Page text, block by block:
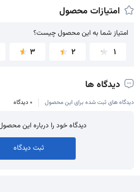
امتیازات محصول
امتیاز شما به این محصول چیست؟
امتیاز شما به این محصول چیست؟
1
2
3
دیدگاه ها
دیدگاه های ثبت شده برای این محصول 0 دیدگاه
دیدگاه خود را درباره این
ثبت دیدگاه